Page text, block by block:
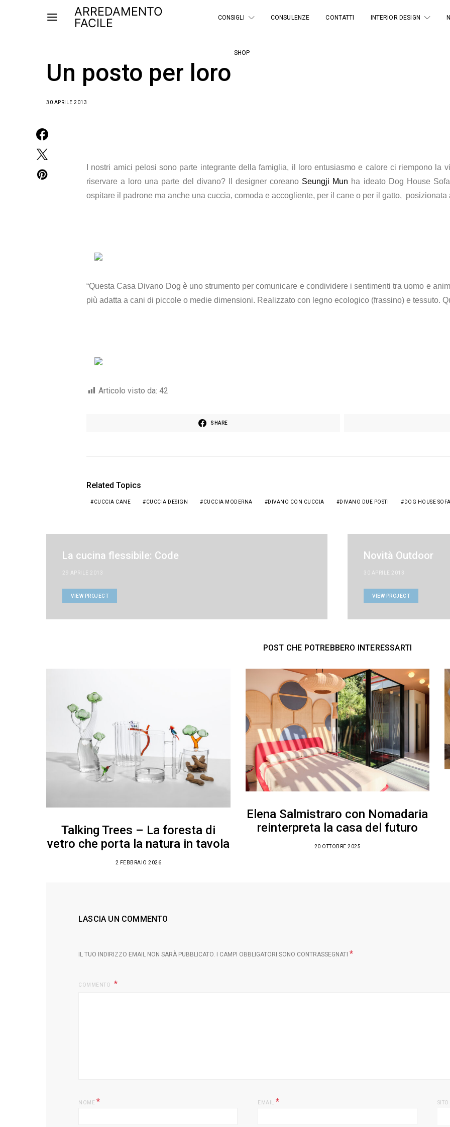
ARREDAMENTO
FACILE
CONSIGLI CONSULENZE CONTATTI INTERIOR DESIGN
SHOP
Un posto per loro
30 APRILE 2013
I nostri amici pelosi sono parte integrante della famiglia, il loro entusiasmo e calore ci riempono la
riservare a loro una parte del divano? Il designer coreano Seungji Mun ha ideato Dog House
ospitare il padrone ma anche una cuccia, comoda e accogliente, per il cane o per il gatto,
“Questa Casa Divano Dog è uno strumento per comunicare e condividere i sentimenti tra uomo e
più adatta a cani di piccole o medie dimensioni. Realizzato con legno ecologico (frassino) e tessuto.
Articolo visto da: 42
SHARE
Related Topics
CUCCIA CANE CUCCIA DESIGN CUCCIA MODERNA DIVANO CON CUCCIA DIVANO DUE POSTI DOG HOUSE
La cucina flessibile: Code
29 APRILE 2013
VIEW PROJECT
Novità Outdoor
30 APRILE 2013
VIEW PROJECT
POST CHE POTREBBERO INTERESSARTI
Talking Trees – La foresta di
vetro che porta la natura in tavola
2 FEBBRAIO 2026
Elena Salmistraro con Nomadaria
reinterpreta la casa del futuro
20 OTTOBRE 2025
LASCIA UN COMMENTO
IL TUO INDIRIZZO EMAIL NON SARÀ PUBBLICATO. I CAMPI OBBLIGATORI SONO CONTRASSEGNATI *
COMMENTO
NOME * EMAIL *